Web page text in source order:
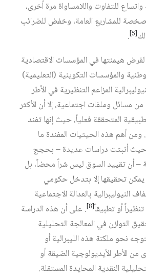
للتفاوت واللامساواة مرة أخرى،
للمشاريع العامة، وخفض للضرائب
[5]
.
لفرض هيمنتها في المؤسسات الاقتصادية
والمؤسسات التكوينية (التعليمية)
المزاعم التنظيرية في الأطر
من مسائل وملفات اجتماعية، إلا أن الأكثر
المتحققة فعلياً، حيث إنها تفند
ومن أهم هذه الحيثيات المفندة ما
حيث أثبتت دراسات عديدة – بحجج
أن تقييد السوق ليس شراً محضاً، بل
يمكن تحقيقها إلا بتدخل حكومي
النيوليبرالية بالعدالة الاجتماعية
أو تطبيقاً[8] . على أن هذه الدراسة
في المعالجة التحليلية
نحو ملكنة هذه الليبرالية أو
الأطر الأيديولوجية الضيقة أو
النقدية المحايدة المستقلة.